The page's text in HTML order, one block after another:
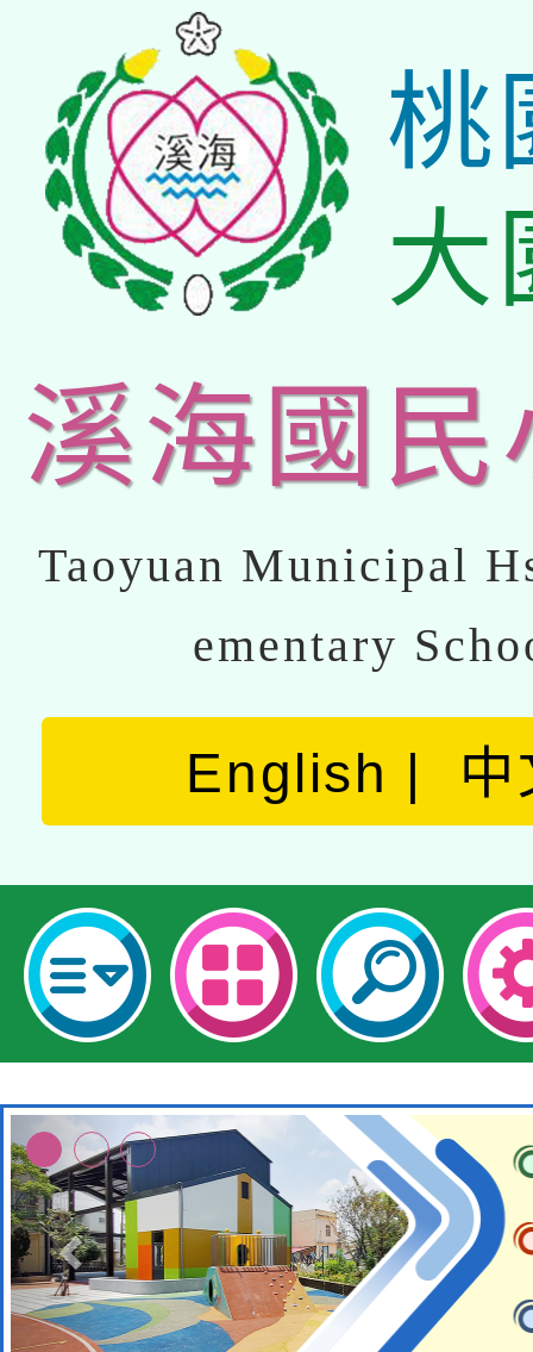
桃
大
溪海國民
Taoyuan Municipal
ementary
English 中
本校115學年度第2次
招甄選結果公告(無人
適應運動共學行動站研